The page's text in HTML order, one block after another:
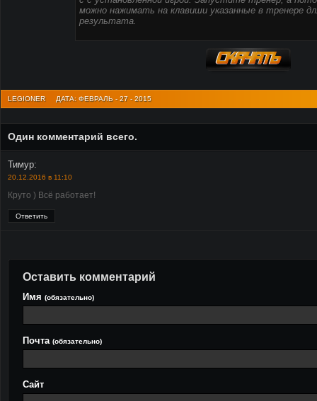
можно нажимать на клавиши указанные в тренере
результата.
LEGIONER ДАТА: ФЕВРАЛЬ - 27 - 2015
Один комментарий всего.
Тимур:
20.12.2016 в 11:10
Круто ) Всё работает!
Ответить
Оставить комментарий
Имя (обязательно)
Почта (обязательно)
Сайт